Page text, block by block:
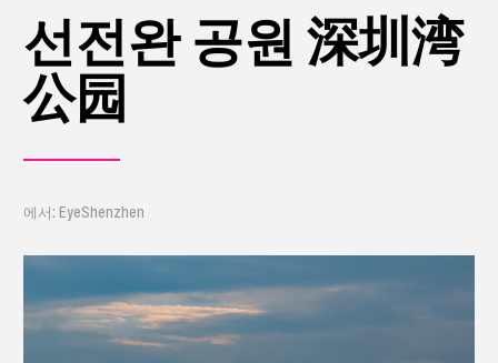
선전완 공원 深圳湾
公园
에서: EyeShenzhen